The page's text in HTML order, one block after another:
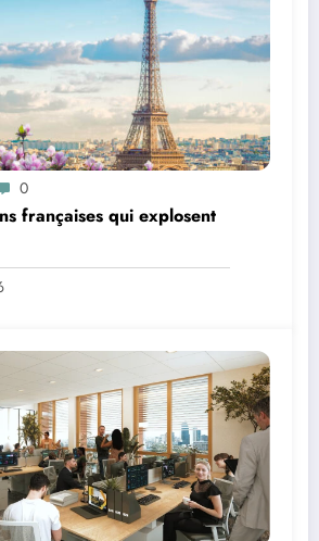
0
françaises qui explosent